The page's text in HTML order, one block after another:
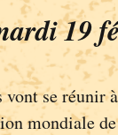
19
se réunir
mondiale